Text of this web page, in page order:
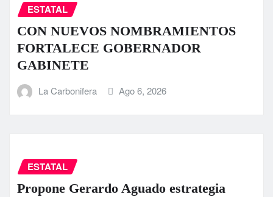
ESTATAL
CON NUEVOS NOMBRAMIENTOS
FORTALECE GOBERNADOR
GABINETE
La Carbonifera Ago 6, 2026
ESTATAL
Propone Gerardo Aguado estrategia